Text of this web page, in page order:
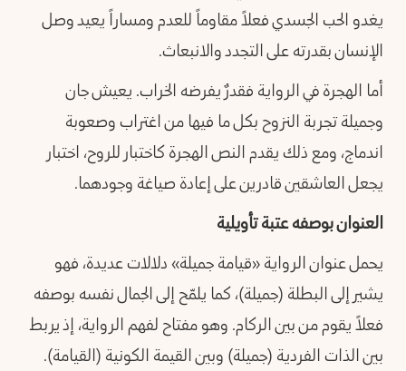
يغدو الحب الجسدي فعلاً مقاوماً للعدم ومساراً يعيد وصل
الإنسان بقدرته على التجدد والانبعاث.
أما الهجرة في الرواية فقدرٌ يفرضه الخراب. يعيش جان
وجميلة تجربة النزوح بكل ما فيها من اغتراب وصعوبة
اندماج، ومع ذلك يقدم النص الهجرة كاختبار للروح، اختبار
يجعل العاشقين قادرين على إعادة صياغة وجودهما.
العنوان بوصفه عتبة تأويلية
يحمل عنوان الرواية «قيامة جميلة» دلالات عديدة، فهو
يشير إلى البطلة (جميلة)، كما يلمّح إلى الجمال نفسه بوصفه
فعلاً يقوم من بين الركام. وهو مفتاح لفهم الرواية، إذ يربط
بين الذات الفردية (جميلة) وبين القيمة الكونية (القيامة).